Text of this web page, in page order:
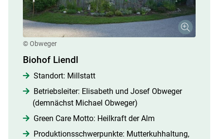
© Obweger
Biohof Liendl
Standort: Millstatt
Betriebsleiter: Elisabeth und Josef Obweger
(demnächst Michael Obweger)
Green Care Motto: Heilkraft der Alm
Produktionsschwerpunkte: Mutterkuhhaltung,